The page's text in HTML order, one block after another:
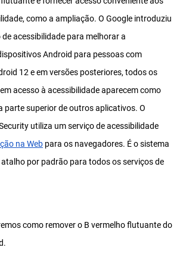
como a ampliação. O Google introduziu
acessibilidade para melhorar a
Android para pessoas com
12 e em versões posteriores, todos os
acesso à acessibilidade aparecem como
parte superior de outros aplicativos. O
utiliza um serviço de acessibilidade
na Web para os navegadores. É o sistema
por padrão para todos os serviços de
como remover o B vermelho flutuante do